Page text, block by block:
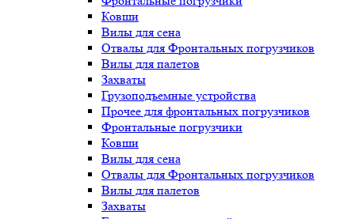
Ковши
Вилы для сена
Отвалы для Фронтальных погрузчиков
Вилы для палетов
Захваты
Грузоподъемные устройства
Прочее для фронтальных погрузчиков
Фронтальные погрузчики
Ковши
Вилы для сена
Отвалы для Фронтальных погрузчиков
Вилы для палетов
Захваты